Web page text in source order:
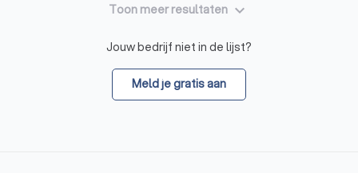
Toon meer resultaten keyboard_arrow_down
Jouw bedrijf niet in de lijst?
Meld je gratis aan